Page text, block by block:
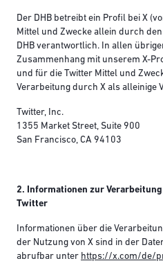
Der DHB betreibt ein Profil bei X
Mittel und Zwecke allein durch
DHB verantwortlich. In allen
Zusammenhang mit unserem X-
und für die Twitter Mittel und
Verarbeitung durch X als alleinige
Twitter, Inc.
1355 Market Street, Suite 900
San Francisco, CA 94103
2. Informationen zur
Twitter
Informationen über die
der Nutzung von X sind in der
abrufbar unter https://x.com/de/